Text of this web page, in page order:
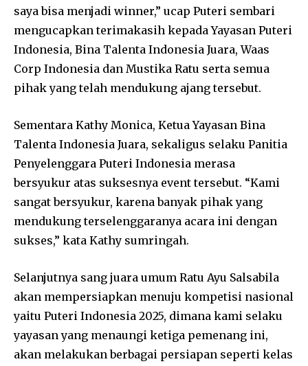
saya bisa menjadi winner,” ucap Puteri sembari
mengucapkan terimakasih kepada Yayasan Puteri
Indonesia, Bina Talenta Indonesia Juara, Waas
Corp Indonesia dan Mustika Ratu serta semua
pihak yang telah mendukung ajang tersebut.
Sementara Kathy Monica, Ketua Yayasan Bina
Talenta Indonesia Juara, sekaligus selaku Panitia
Penyelenggara Puteri Indonesia merasa
bersyukur atas suksesnya event tersebut. “Kami
sangat bersyukur, karena banyak pihak yang
mendukung terselenggaranya acara ini dengan
sukses,” kata Kathy sumringah.
Selanjutnya sang juara umum Ratu Ayu Salsabila
akan mempersiapkan menuju kompetisi nasional
yaitu Puteri Indonesia 2025, dimana kami selaku
yayasan yang menaungi ketiga pemenang ini,
akan melakukan berbagai persiapan seperti kelas